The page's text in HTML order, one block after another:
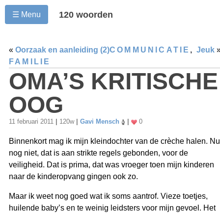
☰ Menu 120 woorden
« Oorzaak en aanleiding (2) Jeuk
COMMUNICATIE ,
FAMILIE
OMA’S KRITISCHE
OOG
11 februari 2011 120w Gavi Mensch 0
Binnenkort mag ik mijn kleindochter van de crèche halen. Nu
nog niet, dat is aan strikte regels gebonden, voor de
veiligheid. Dat is prima, dat was vroeger toen mijn kinderen
naar de kinderopvang gingen ook zo.
Maar ik weet nog goed wat ik soms aantrof. Vieze toetjes,
huilende baby’s en te weinig leidsters voor mijn gevoel. Het